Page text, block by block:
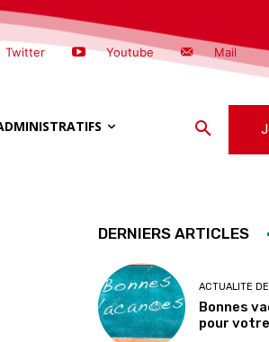
Twitter Youtube Mail
DERNIERS ARTICLES
ACTUALITE
Bonnes
pour